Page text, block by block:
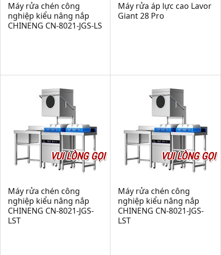
Máy rửa chén công
nghiệp kiểu nâng nắp
CHINENG CN-8021-JGS-LS
Máy rửa áp lực cao Lavor
Giant 28 Pro
VUI LÒNG GỌI
Máy rửa chén công
nghiệp kiểu nâng nắp
CHINENG CN-8021-JGS-
LST
VUI LÒNG GỌI
Máy rửa chén công
nghiệp kiểu nâng nắp
CHINENG CN-8021-JGS-
LST